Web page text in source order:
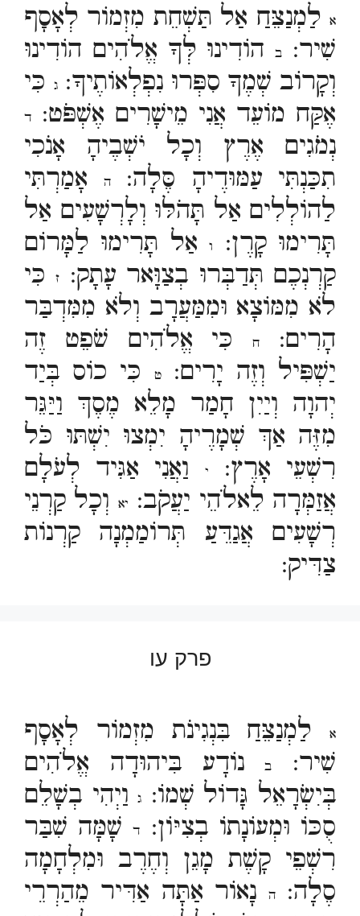
א לַמְנַצֵּחַ אַל תַּשְׁחֵת מִזְמוֹר לְאָסָף
שִׁיר:
בהוֹדִינוּ לְּךָ אֱלֹהִים הוֹדִינוּ
וְקָרוֹב שְׁמֶךָ סִפְּרוּ נִפְלְאוֹתֶיךָ:ג כִּי
אֶקַּח מוֹעֵד אֲנִי מֵישָׁרִים אֶשְׁפֹּט:
ד
נְמֹגִים אֶרֶץ וְכָל יֹשְׁבֶיהָ אָנֹכִי
תִכַּנְתִּי עַמּוּדֶיהָ סֶּלָה:ה
אָמַרְתִּי
לַהוֹלְלִים אַל תָּהֹלּוּ וְלָרְשָׁעִים אַל
תָּרִימוּ קָרֶן:
ואַל תָּרִימוּ לַמָּרוֹם
קַרְנְכֶם תְּדַבְּרוּ בְצַוָּאר עָתָק:
זכִּי
לֹא מִמּוֹצָא וּמִמַּעֲרָב וְלֹא מִמִּדְבַּר
הָרִים:
חכִּי אֱלֹהִים שֹׁפֵט זֶה
יַשְׁפִּיל וְזֶה יָרִים:ט
כִּי כוֹס בְּיַד
יְהוָה וְיַיִן חָמַר מָלֵא מֶסֶךְ וַיַּגֵּר
מִזֶּה אַךְ שְׁמָרֶיהָ יִמְצוּ יִשְׁתּוּ כֹּל
רִשְׁעֵי אָרֶץ:
י
וַאֲנִי אַגִּיד לְעֹלָם
אֲזַמְּרָה לֵאלֹהֵי יַעֲקֹב: יא וְכָל קַרְנֵי
רְשָׁעִים אֲגַדֵּעַ תְּרוֹמַמְנָה קַרְנוֹת
צַדִּיק:
פרק עו
א
לַמְנַצֵּחַ בִּנְגִינֹת מִזְמוֹר לְאָסָף
שִׁיר:
בנוֹדָע בִּיהוּדָה אֱלֹהִים
בְּיִשְׂרָאֵל גָּדוֹל שְׁמוֹ:
גוַיְהִי בְשָׁלֵם
סֻכּוֹ וּמְעוֹנָתוֹ בְצִיּוֹן:
דשָׁמָּה שִׁבַּר
רִשְׁפֵי קָשֶׁת מָגֵן וְחֶרֶב וּמִלְחָמָה
סֶלָה:ה
נָאוֹר אַתָּה אַדִּיר מֵהַרְרֵי